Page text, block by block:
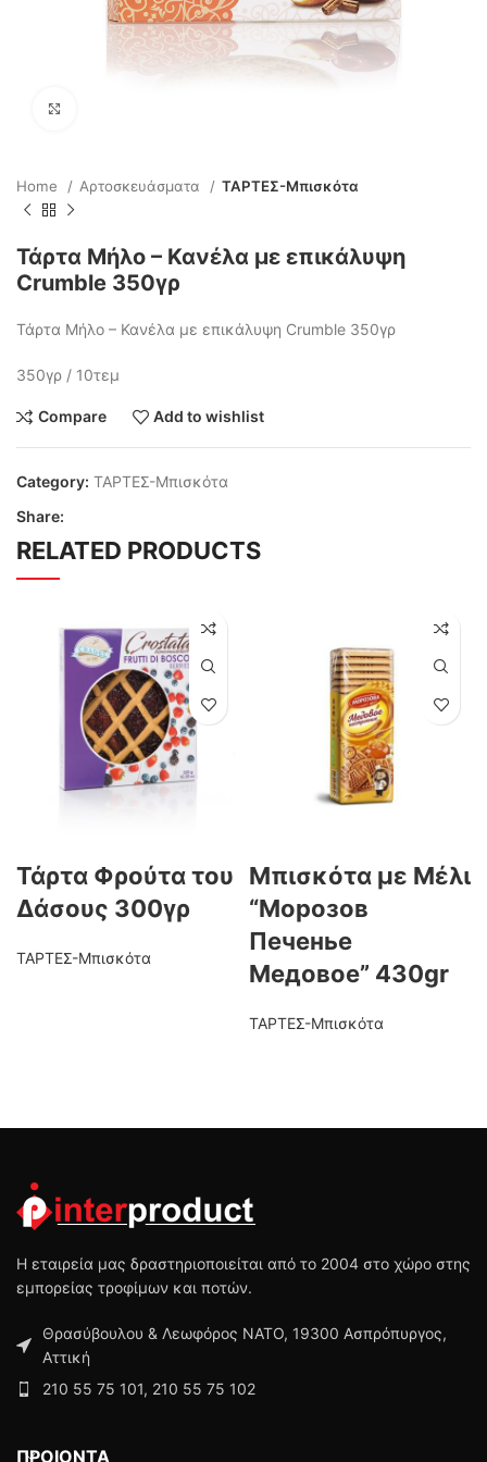
Home Αρτοσκευάσματα ΤΑΡΤΕΣ-Μπισκότα
Τάρτα Μήλο – Κανέλα με επικάλυψη
Crumble 350γρ
Τάρτα Μήλο – Κανέλα με επικάλυψη Crumble 350γρ
350γρ / 10τεμ
Compare Add to wishlist
Category: ΤΑΡΤΕΣ-Μπισκότα
Share:
RELATED PRODUCTS
Τάρτα Φρούτα του
Δάσους 300γρ
ΤΑΡΤΕΣ-Μπισκότα
Μπισκότα με Μέλι
“Морозов
Печенье
Медовое” 430gr
ΤΑΡΤΕΣ-Μπισκότα
Η εταιρεία μας δραστηριοποιείται από το 2004 στο χώρο στης
εμπορείας τροφίμων και ποτών.
Θρασύβουλου & Λεωφόρος ΝΑΤΟ, 19300 Ασπρόπυργος,
Αττική
210 55 75 101, 210 55 75 102
ΠΡΟΙΟΝΤΑ